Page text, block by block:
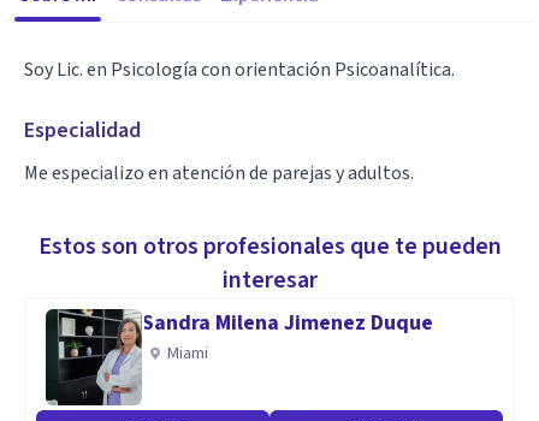
Soy Lic. en Psicología con orientación Psicoanalítica.
Especialidad
Me especializo en atención de parejas y adultos.
Estos son otros profesionales que te pueden
interesar
Sandra Milena Jimenez Duque
Miami